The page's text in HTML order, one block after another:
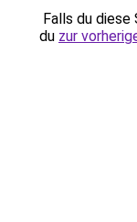
Falls du
du zur